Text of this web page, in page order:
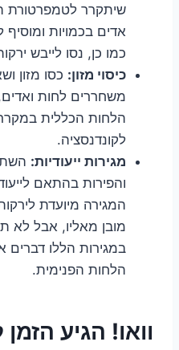
שיתקרר
אדים בכמויות
כמו כן, נסו לייבש
כיסוי מזון: כסו מזון
משחררים לחות
הלחות הכללית
לקונדנסציה.
מגירות ייעודיות:
והפירות בהתאם
המגירה מיועדת
מובן מאליו, אבל לא
במגירות הללו
הלחות הפנימית.
וואו! הגיע הזמן